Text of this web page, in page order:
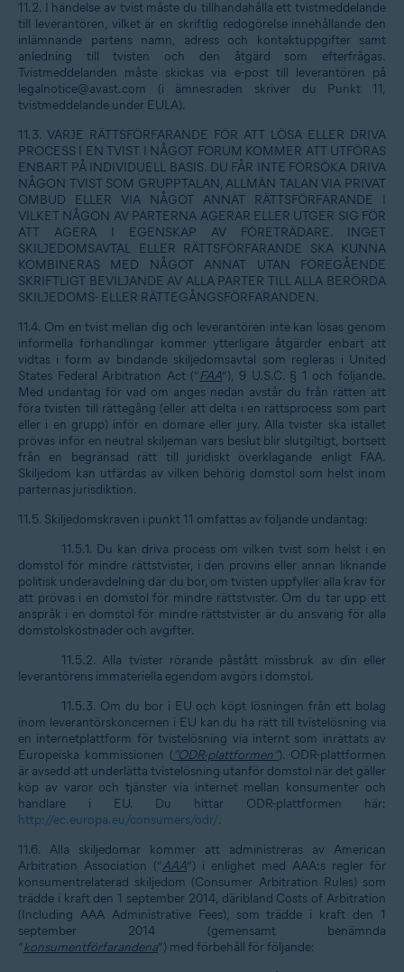
11.2. I händelse av tvist måste du tillhandahålla ett tvistmeddelande
till leverantören, vilket är en skriftlig redogörelse innehållande den
inlämnande partens namn, adress och kontaktuppgifter samt
anledning till tvisten och den åtgärd som efterfrågas.
Tvistmeddelanden måste skickas via e-post till leverantören på
legalnotice@avast.com (i ämnesraden skriver du Punkt 11,
tvistmeddelande under EULA).
11.3. VARJE RÄTTSFÖRFARANDE FÖR ATT LÖSA ELLER DRIVA
PROCESS I EN TVIST I NÅGOT FORUM KOMMER ATT UTFÖRAS
ENBART PÅ INDIVIDUELL BASIS. DU FÅR INTE FÖRSÖKA DRIVA
NÅGON TVIST SOM GRUPPTALAN, ALLMÄN TALAN VIA PRIVAT
OMBUD ELLER VIA NÅGOT ANNAT RÄTTSFÖRFARANDE I
VILKET NÅGON AV PARTERNA AGERAR ELLER UTGER SIG FÖR
ATT AGERA I EGENSKAP AV FÖRETRÄDARE. INGET
SKILJEDOMSAVTAL ELLER RÄTTSFÖRFARANDE SKA KUNNA
KOMBINERAS MED NÅGOT ANNAT UTAN FÖREGÅENDE
SKRIFTLIGT BEVILJANDE AV ALLA PARTER TILL ALLA BERÖRDA
SKILJEDOMS- ELLER RÄTTEGÅNGSFÖRFARANDEN.
11.4. Om en tvist mellan dig och leverantören inte kan lösas genom
informella förhandlingar kommer ytterligare åtgärder enbart att
vidtas i form av bindande skiljedomsavtal som regleras i United
States Federal Arbitration Act (”FAA”), 9 U.S.C. § 1 och följande.
Med undantag för vad om anges nedan avstår du från rätten att
föra tvisten till rättegång (eller att delta i en rättsprocess som part
eller i en grupp) inför en domare eller jury. Alla tvister ska istället
prövas inför en neutral skiljeman vars beslut blir slutgiltigt, bortsett
från en begränsad rätt till juridiskt överklagande enligt FAA.
Skiljedom kan utfärdas av vilken behörig domstol som helst inom
parternas jurisdiktion.
11.5. Skiljedomskraven i punkt 11 omfattas av följande undantag:
11.5.1. Du kan driva process om vilken tvist som helst i en
domstol för mindre rättstvister, i den provins eller annan liknande
politisk underavdelning där du bor, om tvisten uppfyller alla krav för
att prövas i en domstol för mindre rättstvister. Om du tar upp ett
anspråk i en domstol för mindre rättstvister är du ansvarig för alla
domstolskostnader och avgifter.
11.5.2. Alla tvister rörande påstått missbruk av din eller
leverantörens immateriella egendom avgörs i domstol.
11.5.3. Om du bor i EU och köpt lösningen från ett bolag
inom leverantörskoncernen i EU kan du ha rätt till tvistelösning via
en internetplattform för tvistelösning via internt som inrättats av
Europeiska kommissionen ( ”ODR-plattformen”). ODR-plattformen
är avsedd att underlätta tvistelösning utanför domstol när det gäller
köp av varor och tjänster via internet mellan konsumenter och
handlare i EU. Du hittar ODR-plattformen här:
http://ec.europa.eu/consumers/odr/.
11.6. Alla skiljedomar kommer att administreras av American
Arbitration Association (”AAA”) i enlighet med AAA:s regler för
konsumentrelaterad skiljedom (Consumer Arbitration Rules) som
trädde i kraft den 1 september 2014, däribland Costs of Arbitration
(Including AAA Administrative Fees), som trädde i kraft den 1
september 2014 (gemensamt benämnda
”konsumentförfarandena”) med förbehåll för följande: